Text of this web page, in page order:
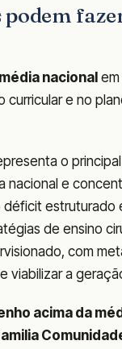
nacional em
e no
o
nacional e
estruturado
de ensino
com
viabilizar a
acima da